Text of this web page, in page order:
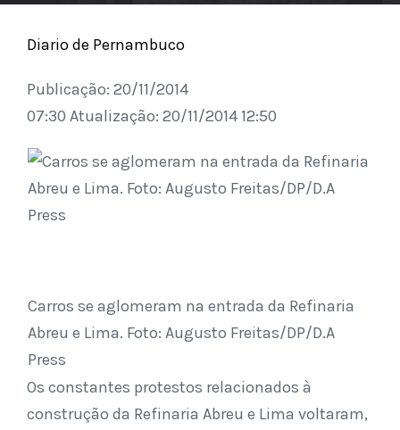
Diario de Pernambuco
Publicação: 20/11/2014
07:30 Atualização: 20/11/2014 12:50
Carros se aglomeram na entrada da Refinaria
Abreu e Lima. Foto: Augusto Freitas/DP/D.A
Press
Os constantes protestos relacionados à
construção da Refinaria Abreu e Lima voltaram,